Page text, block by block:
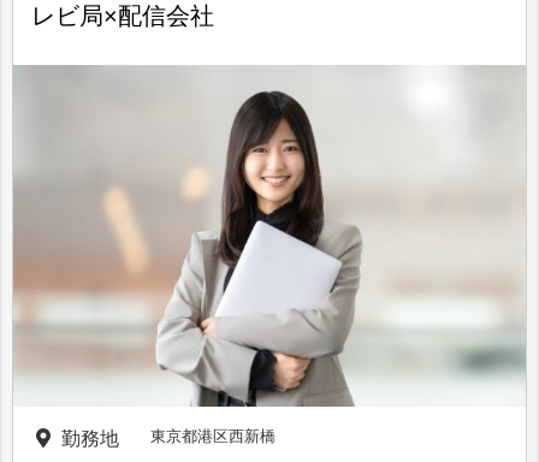
レビ局×配信会社
勤務地 東京都港区西新橋